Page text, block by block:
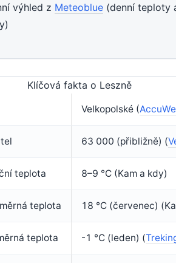
výhled z Meteoblue (denní teploty
Klíčová fakta o Leszně
Velkopolské (
63 000 (přibližně) (
teplota 8–9 °C (Kam a kdy)
teplota 18 °C (červenec)
teplota -1 °C (leden) (